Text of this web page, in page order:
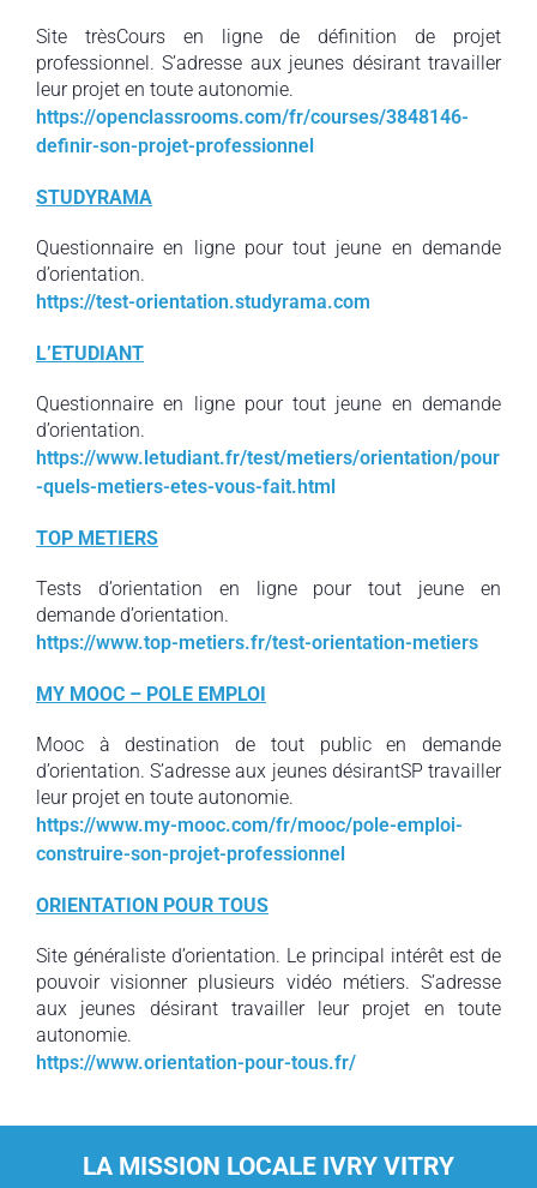
Site trèsCours en ligne de définition de projet
professionnel. S’adresse aux jeunes désirant travailler
leur projet en toute autonomie.
https://openclassrooms.com/fr/courses/3848146-
definir-son-projet-professionnel
STUDYRAMA
Questionnaire en ligne pour tout jeune en demande
d’orientation.
https://test-orientation.studyrama.com
L’ETUDIANT
Questionnaire en ligne pour tout jeune en demande
d’orientation.
https://www.letudiant.fr/test/metiers/orientation/pour
-quels-metiers-etes-vous-fait.html
TOP METIERS
Tests d’orientation en ligne pour tout jeune en
demande d’orientation.
https://www.top-metiers.fr/test-orientation-metiers
MY MOOC – POLE EMPLOI
Mooc à destination de tout public en demande
d’orientation. S’adresse aux jeunes désirantSP travailler
leur projet en toute autonomie.
https://www.my-mooc.com/fr/mooc/pole-emploi-
construire-son-projet-professionnel
ORIENTATION POUR TOUS
Site généraliste d’orientation. Le principal intérêt est de
pouvoir visionner plusieurs vidéo métiers. S’adresse
aux jeunes désirant travailler leur projet en toute
autonomie.
https://www.orientation-pour-tous.fr/
LA MISSION LOCALE IVRY VITRY